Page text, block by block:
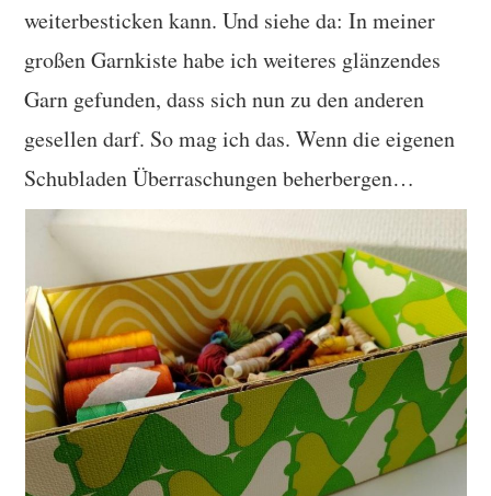
weiterbesticken kann. Und siehe da: In meiner
großen Garnkiste habe ich weiteres glänzendes
Garn gefunden, dass sich nun zu den anderen
gesellen darf. So mag ich das. Wenn die eigenen
Schubladen Überraschungen beherbergen…